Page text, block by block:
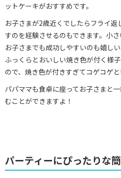
ットケーキがおすすめです。
お子さまが2歳近くでしたらフライ
すのを経験させるのもできます。小さ
お子さまでも成功しやすいのも嬉しい
ふっくらとおいしい焼き色が付く様
ので、焼き色が付きすぎてコゲコゲ
パパママも食卓に座ってお子さまと
むことができますよ！
パーティーにぴったりな